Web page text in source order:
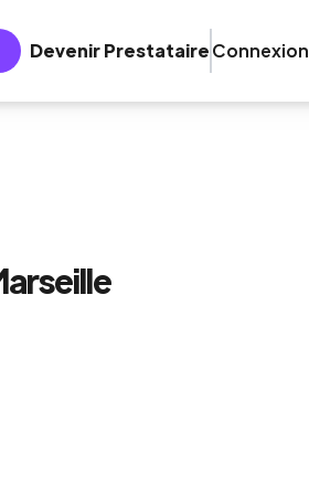
Devenir PrestataireConnexion